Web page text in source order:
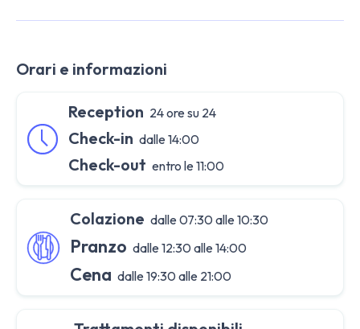
Orari e informazioni
Reception 24 ore su 24
Check-in dalle 14:00
Check-out entro le 11:00
Colazione dalle 07:30 alle 10:30
Pranzo dalle 12:30 alle 14:00
Cena dalle 19:30 alle 21:00